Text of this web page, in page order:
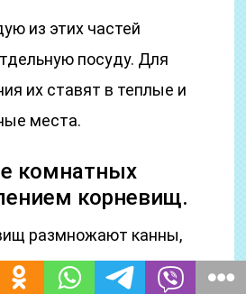
из этих частей
посуду. Для
их ставят в теплые и
места.
комнатных
корневищ.
размножают канны,
корневищные растения.